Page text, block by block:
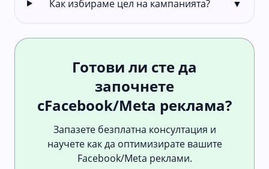
Как избираме цел на кампанията? ▼
Готови ли сте да
започнете
сFacebook/Meta реклама?
Запазете безплатна консултация и
научете как да оптимизирате вашите
Facebook/Meta реклами.